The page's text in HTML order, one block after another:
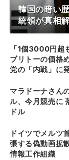
韓国の暗い
統領が真相
「1個3000円超
ブリトーの価格
党の「内戦」に
マラドーナさん
ル、今月競売に
ドル
ドイツでメルツ
張する偽動画拡
情報工作組織